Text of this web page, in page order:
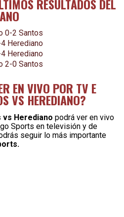
RESULTADOS DEL
0-2 Santos
Herediano
Herediano
2-0 Santos
EN VIVO POR TV E
VS HEREDIANO?
vs Herediano podrá ver en vivo
Sports en televisión y de
seguir lo más importante